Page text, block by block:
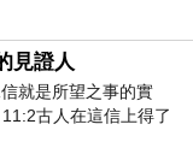
View View
View View
View View
見證人
就是所望之事的實
古人在這信上得了